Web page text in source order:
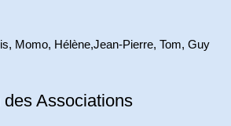
Momo, Hélène,Jean-Pierre, Tom, Guy
Associations